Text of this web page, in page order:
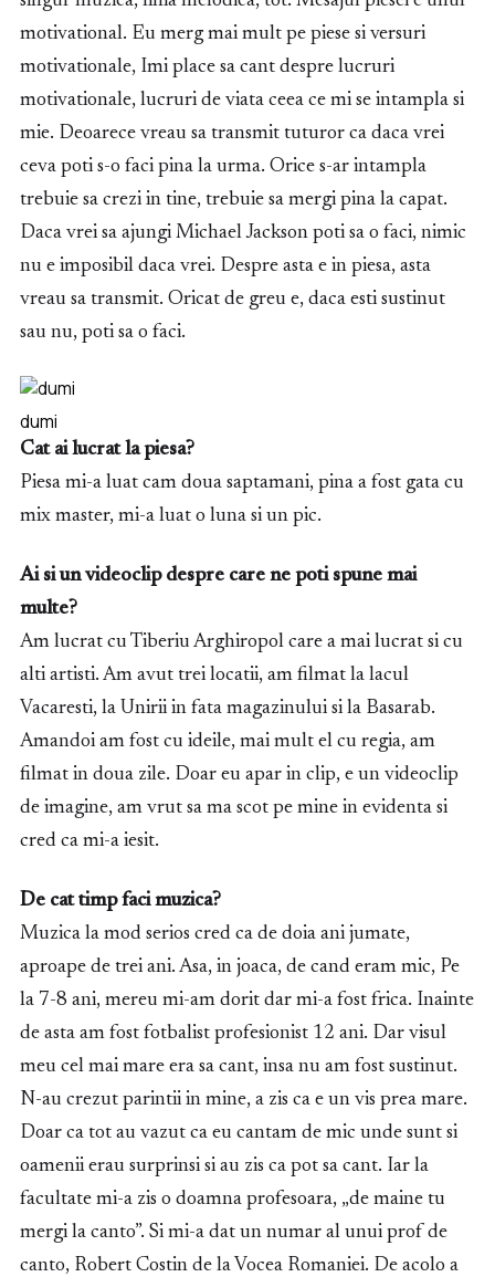
motivational. Eu merg mai mult pe piese si versuri
motivationale, Imi place sa cant despre lucruri
motivationale, lucruri de viata ceea ce mi se intampla si
mie. Deoarece vreau sa transmit tuturor ca daca vrei
ceva poti s-o faci pina la urma. Orice s-ar intampla
trebuie sa crezi in tine, trebuie sa mergi pina la capat.
Daca vrei sa ajungi Michael Jackson poti sa o faci, nimic
nu e imposibil daca vrei. Despre asta e in piesa, asta
vreau sa transmit. Oricat de greu e, daca esti sustinut
sau nu, poti sa o faci.
dumi
Cat ai lucrat la piesa?
Piesa mi-a luat cam doua saptamani, pina a fost gata cu
mix master, mi-a luat o luna si un pic.
Ai si un videoclip despre care ne poti spune mai
multe?
Am lucrat cu Tiberiu Arghiropol care a mai lucrat si cu
alti artisti. Am avut trei locatii, am filmat la lacul
Vacaresti, la Unirii in fata magazinului si la Basarab.
Amandoi am fost cu ideile, mai mult el cu regia, am
filmat in doua zile. Doar eu apar in clip, e un videoclip
de imagine, am vrut sa ma scot pe mine in evidenta si
cred ca mi-a iesit.
De cat timp faci muzica?
Muzica la mod serios cred ca de doia ani jumate,
aproape de trei ani. Asa, in joaca, de cand eram mic, Pe
la 7-8 ani, mereu mi-am dorit dar mi-a fost frica. Inainte
de asta am fost fotbalist profesionist 12 ani. Dar visul
meu cel mai mare era sa cant, insa nu am fost sustinut.
N-au crezut parintii in mine, a zis ca e un vis prea mare.
Doar ca tot au vazut ca eu cantam de mic unde sunt si
oamenii erau surprinsi si au zis ca pot sa cant. Iar la
facultate mi-a zis o doamna profesoara, „de maine tu
mergi la canto”. Si mi-a dat un numar al unui prof de
canto, Robert Costin de la Vocea Romaniei. De acolo a